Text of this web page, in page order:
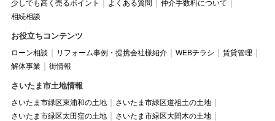
少しでも高く売るポイント
よくある質問
仲介手数料について
相続相談
お役立ちコンテンツ
ローン相談 リフォーム事例・提携会社様紹介 WEBチラシ
賃貸管理
解体事業
街情報
さいたま市土地情報
さいたま市緑区東浦和の土地
さいたま市緑区道祖土の土地
さいたま市緑区太田窪の土地
さいたま市緑区大間木の土地